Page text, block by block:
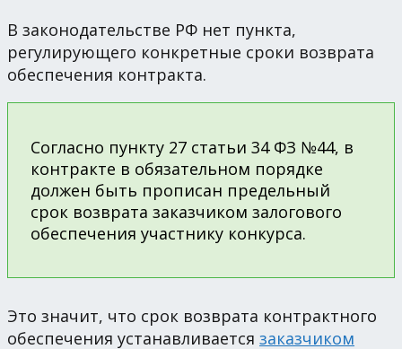
В законодательстве РФ нет пункта,
регулирующего конкретные сроки возврата
обеспечения контракта.
Согласно пункту 27 статьи 34 ФЗ №44, в
контракте в обязательном порядке
должен быть прописан предельный
срок возврата заказчиком залогового
обеспечения участнику конкурса.
Это значит, что срок возврата контрактного
обеспечения устанавливается заказчиком